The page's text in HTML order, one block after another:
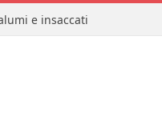
e insaccati